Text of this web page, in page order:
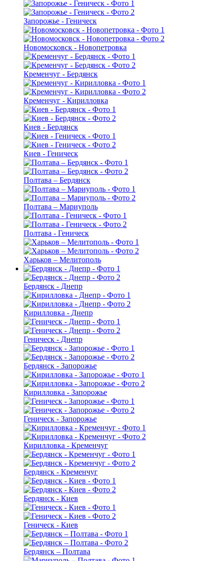
Запорожье - Геническ
Новомосковск - Новопетровка
Кременчуг - Бердянск
Кременчуг - Кирилловка
Киев - Бердянск
Киев - Геническ
Полтава – Бердянск
Полтава – Мариуполь
Полтава - Геническ
Харьков – Мелитополь
Бердянск - Днепр
Кирилловка - Днепр
Геническ - Днепр
Бердянск - Запорожье
Кирилловка - Запорожье
Геническ - Запорожье
Кирилловка - Кременчуг
Бердянск - Кременчуг
Бердянск - Киев
Геническ - Киев
Бердянск – Полтава